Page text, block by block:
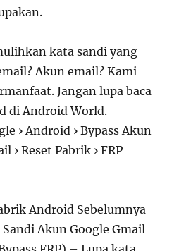
kata sandi yang
Akun email? Kami
Jangan lupa baca
di Android World.
› Android › Bypass Akun
› Reset Pabrik › FRP
Android Sebelumnya
Akun Google Gmail